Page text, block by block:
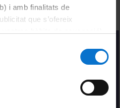
i amb finalitats de
que s’ofereix
del lloc web de la
de género